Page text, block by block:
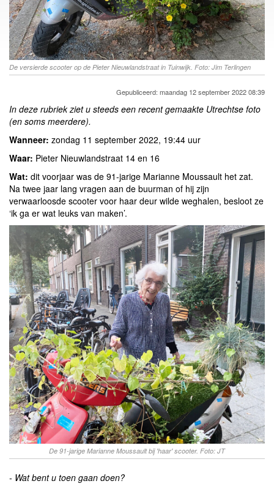
De versierde scooter op de Pieter Nieuwlandstraat in Tuinwijk. Foto: Jim Terlingen
Gepubliceerd: maandag 12 september 2022 08:39
In deze rubriek ziet u steeds een recent gemaakte Utrechtse foto
(en soms meerdere).
Wanneer: zondag 11 september 2022, 19:44 uur
Waar: Pieter Nieuwlandstraat 14 en 16
Wat: dit voorjaar was de 91-jarige Marianne Moussault het zat.
Na twee jaar lang vragen aan de buurman of hij zijn
verwaarloosde scooter voor haar deur wilde weghalen, besloot ze
‘ik ga er wat leuks van maken’.
De 91-jarige Marianne Moussault bij 'haar' scooter. Foto: JT
- Wat bent u toen gaan doen?